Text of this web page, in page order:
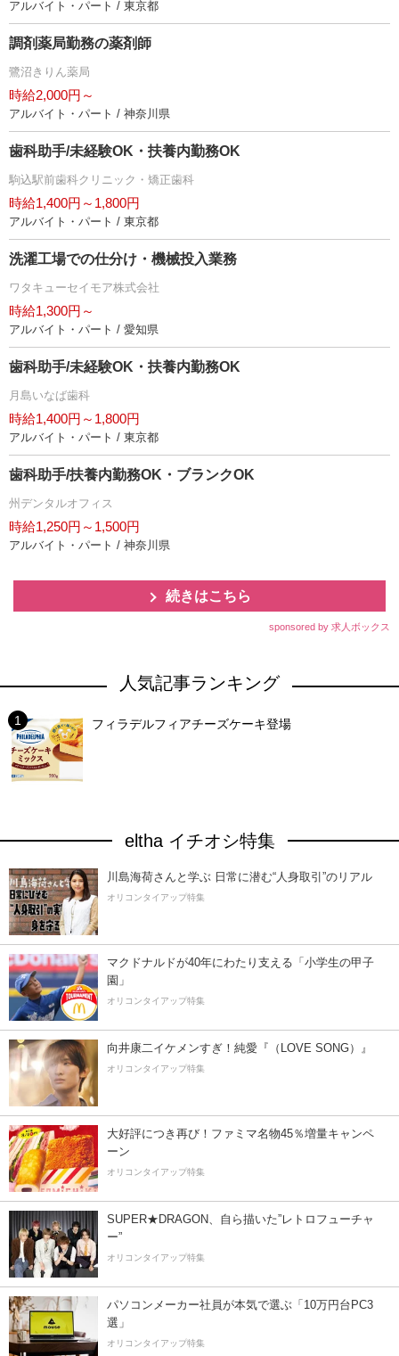
アルバイト・パート / 東京都
調剤薬局勤務の薬剤師
鷺沼きりん薬局
時給2,000円～
アルバイト・パート / 神奈川県
歯科助手/未経験OK・扶養内勤務OK
駒込駅前歯科クリニック・矯正歯科
時給1,400円～1,800円
アルバイト・パート / 東京都
洗濯工場での仕分け・機械投入業務
ワタキューセイモア株式会社
時給1,300円～
アルバイト・パート / 愛知県
歯科助手/未経験OK・扶養内勤務OK
月島いなば歯科
時給1,400円～1,800円
アルバイト・パート / 東京都
歯科助手/扶養内勤務OK・ブランクOK
州デンタルオフィス
時給1,250円～1,500円
アルバイト・パート / 神奈川県
続きはこちら
sponsored by 求人ボックス
人気記事ランキング
フィラデルフィアチーズケーキ登場
eltha イチオシ特集
川島海荷さんと学ぶ 日常に潜む“人身取引”のリアル
オリコンタイアップ特集
マクドナルドが40年にわたり支える「小学生の甲子
園」
オリコンタイアップ特集
向井康二イケメンすぎ！純愛『（LOVE SONG）』
オリコンタイアップ特集
大好評につき再び！ファミマ名物45％増量キャンペ
ーン
オリコンタイアップ特集
SUPER★DRAGON、自ら描いた”レトロフューチャ
ー”
オリコンタイアップ特集
パソコンメーカー社員が本気で選ぶ「10万円台PC3
選」
オリコンタイアップ特集